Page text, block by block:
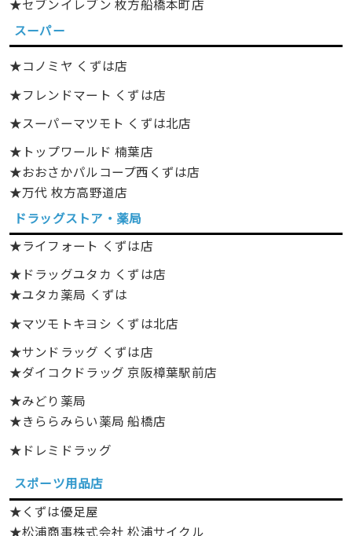
★セブンイレブン 枚方船橋本町店
スーパー
★コノミヤ くずは店
★フレンドマート くずは店
★スーパーマツモト くずは北店
★トップワールド 楠葉店
★おおさかパルコープ西くずは店
★万代 枚方高野道店
ドラッグストア・薬局
★ライフォート くずは店
★ドラッグユタカ くずは店
★ユタカ薬局 くずは
★マツモトキヨシ くずは北店
★サンドラッグ くずは店
★ダイコクドラッグ 京阪樟葉駅前店
★みどり薬局
★きららみらい薬局 船橋店
★ドレミドラッグ
スポーツ用品店
★くずは優足屋
★松浦商事株式会社 松浦サイクル